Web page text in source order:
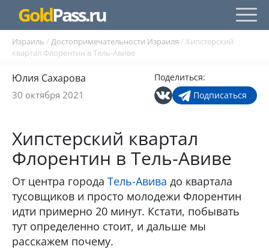
GoldPass.ru
Израиль / Достопримечательности Израиля / Хипстерский
квартал Флорентин в Тель-Авиве
Юлия Сахарова
30 октября 2021
Поделиться:
Подписаться
Хипстерский квартал
Флорентин в Тель-Авиве
От центра города Тель-Авива до квартала
тусовщиков и просто молодежи Флорентин
идти примерно 20 минут. Кстати, побывать
тут определенно стоит, и дальше мы
расскажем почему.